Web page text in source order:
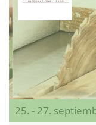
25. - 27.